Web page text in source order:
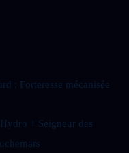
: Forteresse mécanisée
+ Seigneur des